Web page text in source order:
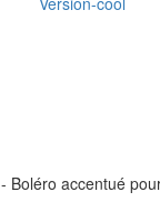
- Boléro accentué